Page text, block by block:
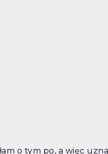
o tym po, a więc